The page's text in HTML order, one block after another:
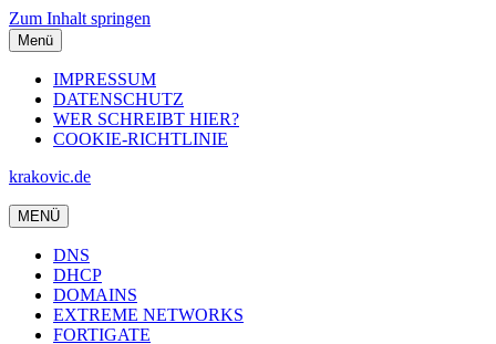
Zum Inhalt springen
Menü
IMPRESSUM
DATENSCHUTZ
WER SCHREIBT HIER?
COOKIE-RICHTLINIE
krakovic.de
MENÜ
DNS
DHCP
DOMAINS
EXTREME NETWORKS
FORTIGATE